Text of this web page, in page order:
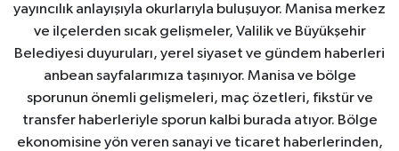
yayıncılık anlayışıyla okurlarıyla buluşuyor. Manisa merkez
ve ilçelerden sıcak gelişmeler, Valilik ve Büyükşehir
Belediyesi duyuruları, yerel siyaset ve gündem haberleri
anbean sayfalarımıza taşınıyor. Manisa ve bölge
sporunun önemli gelişmeleri, maç özetleri, fikstür ve
transfer haberleriyle sporun kalbi burada atıyor. Bölge
ekonomisine yön veren sanayi ve ticaret haberlerinden,